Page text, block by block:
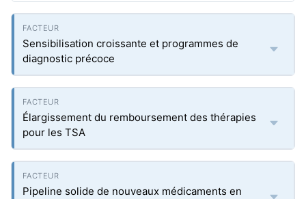
Sensibilisation croissante et programmes de
diagnostic précoce
Élargissement du remboursement des thérapies
pour les TSA
Pipeline solide de nouveaux médicaments en